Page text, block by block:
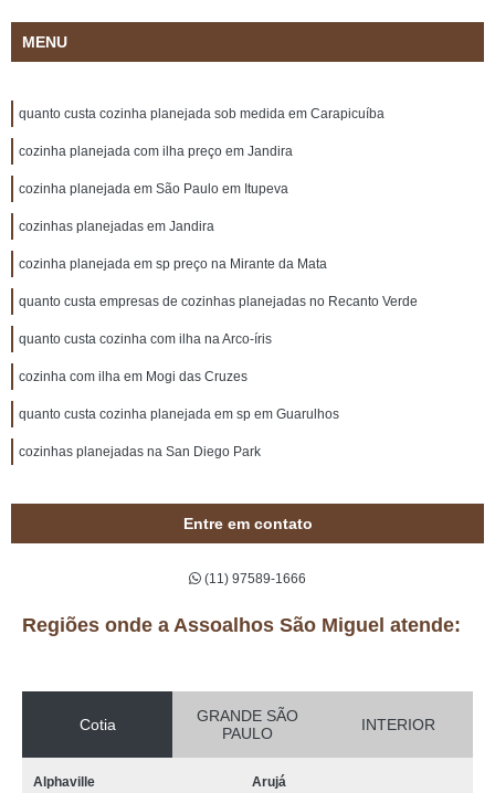
MENU
quanto custa cozinha planejada sob medida em Carapicuíba
cozinha planejada com ilha preço em Jandira
cozinha planejada em São Paulo em Itupeva
cozinhas planejadas em Jandira
cozinha planejada em sp preço na Mirante da Mata
quanto custa empresas de cozinhas planejadas no Recanto Verde
quanto custa cozinha com ilha na Arco-íris
cozinha com ilha em Mogi das Cruzes
quanto custa cozinha planejada em sp em Guarulhos
cozinhas planejadas na San Diego Park
Entre em contato
(11) 97589-1666
Regiões onde a Assoalhos São Miguel atende:
Cotia
GRANDE SÃO
PAULO
INTERIOR
Alphaville Arujá